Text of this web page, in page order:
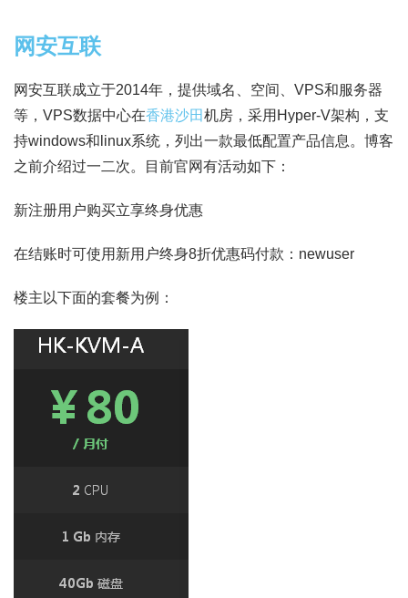
网安互联
网安互联成立于2014年，提供域名、空间、VPS和服务器
等，VPS数据中心在香港沙田机房，采用Hyper-V架构，支
持windows和linux系统，列出一款最低配置产品信息。博客
之前介绍过一二次。目前官网有活动如下：
新注册用户购买立享终身优惠
在结账时可使用新用户终身8折优惠码付款：newuser
楼主以下面的套餐为例：